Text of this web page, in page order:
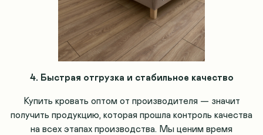
4. Быстрая отгрузка и стабильное качество
Купить кровать оптом от производителя — значит
получить продукцию, которая прошла контроль качества
на всех этапах производства. Мы ценим время